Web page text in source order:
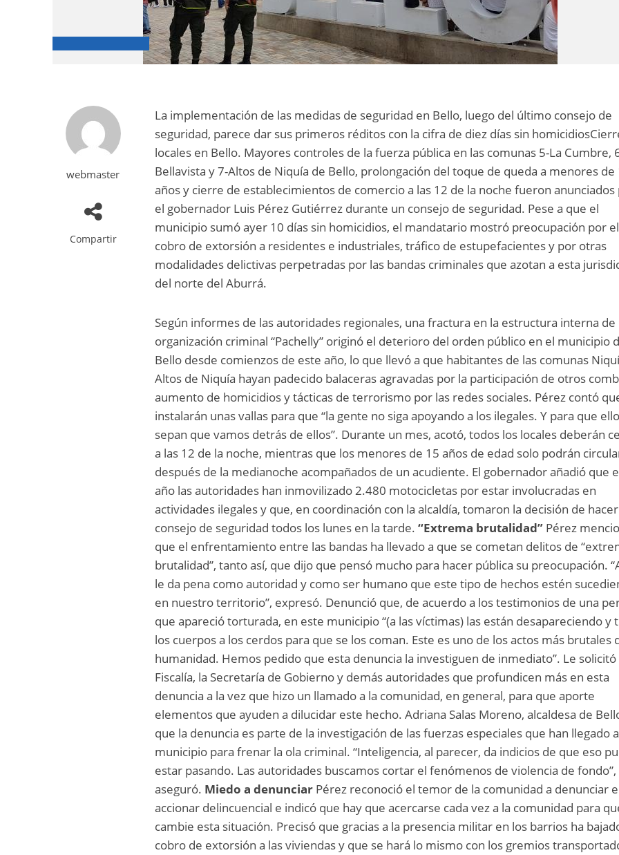
webmaster
Compartir
La implementación de las medidas de seguridad en Bello, luego del último consejo de
seguridad, parece dar sus primeros réditos con la cifra de diez días sin
locales en Bello. Mayores controles de la fuerza pública en las comunas 5-La Cumbre,
Bellavista y 7-Altos de Niquía de Bello, prolongación del toque de queda a menores de
años y cierre de establecimientos de comercio a las 12 de la noche fueron anunciados
el gobernador Luis Pérez Gutiérrez durante un consejo de seguridad. Pese a que el
municipio sumó ayer 10 días sin homicidios, el mandatario mostró preocupación por el
cobro de extorsión a residentes e industriales, tráfico de estupefacientes y por otras
modalidades delictivas perpetradas por las bandas criminales que azotan a esta
del norte del Aburrá.
Según informes de las autoridades regionales, una fractura en la estructura interna de
organización criminal “Pachelly” originó el deterioro del orden público en el municipio
Bello desde comienzos de este año, lo que llevó a que habitantes de las comunas
Altos de Niquía hayan padecido balaceras agravadas por la participación de otros
aumento de homicidios y tácticas de terrorismo por las redes sociales. Pérez contó
instalarán unas vallas para que “la gente no siga apoyando a los ilegales. Y para que
sepan que vamos detrás de ellos”. Durante un mes, acotó, todos los locales deberán
a las 12 de la noche, mientras que los menores de 15 años de edad solo podrán
después de la medianoche acompañados de un acudiente. El gobernador añadió que
año las autoridades han inmovilizado 2.480 motocicletas por estar involucradas en
actividades ilegales y que, en coordinación con la alcaldía, tomaron la decisión de
consejo de seguridad todos los lunes en la tarde.“Extrema brutalidad” Pérez
que el enfrentamiento entre las bandas ha llevado a que se cometan delitos de
brutalidad”, tanto así, que dijo que pensó mucho para hacer pública su preocupación.
le da pena como autoridad y como ser humano que este tipo de hechos estén
en nuestro territorio”, expresó. Denunció que, de acuerdo a los testimonios de una
que apareció torturada, en este municipio “(a las víctimas) las están desapareciendo y
los cuerpos a los cerdos para que se los coman. Este es uno de los actos más brutales
humanidad. Hemos pedido que esta denuncia la investiguen de inmediato”. Le solicitó
Fiscalía, la Secretaría de Gobierno y demás autoridades que profundicen más en esta
denuncia a la vez que hizo un llamado a la comunidad, en general, para que aporte
elementos que ayuden a dilucidar este hecho. Adriana Salas Moreno, alcaldesa de
que la denuncia es parte de la investigación de las fuerzas especiales que han llegado
municipio para frenar la ola criminal. “Inteligencia, al parecer, da indicios de que eso
estar pasando. Las autoridades buscamos cortar el fenómenos de violencia de fondo”,
aseguró. Miedo a denunciar Pérez reconoció el temor de la comunidad a denunciar
accionar delincuencial e indicó que hay que acercarse cada vez a la comunidad para
cambie esta situación. Precisó que gracias a la presencia militar en los barrios ha
cobro de extorsión a las viviendas y que se hará lo mismo con los gremios